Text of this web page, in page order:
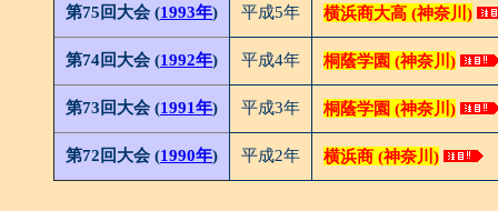
第75回大会 (1993年) 平成5年 横浜商大高 (神奈川)
第74回大会 (1992年) 平成4年 桐蔭学園 (神奈川)
第73回大会 (1991年) 平成3年 桐蔭学園 (神奈川)
第72回大会 (1990年) 平成2年 横浜商 (神奈川)